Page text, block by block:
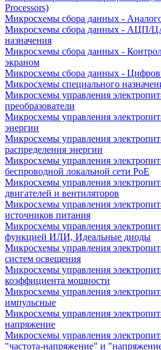
Processors)
Микросхемы сбора данных -
Микросхемы сбора данных - АЦП/
назначения
Микросхемы сбора данных -
экраном
Микросхемы сбора данных -
Микросхемы специального
Микросхемы управления
преобразователи
Микросхемы управления
энергии
Микросхемы управления
распределения энергии
Микросхемы управления
беспроводной локальной сети PoE
Микросхемы управления
двигателей и вентиляторов
Микросхемы управления
источников питания
Микросхемы управления
функцией ИЛИ, Идеальные диоды
Микросхемы управления
систем освещения
Микросхемы управления
коэффициента мощности
Микросхемы управления
импульсные
Микросхемы управления
напряжение
Микросхемы управления
"частота-напряжение" и